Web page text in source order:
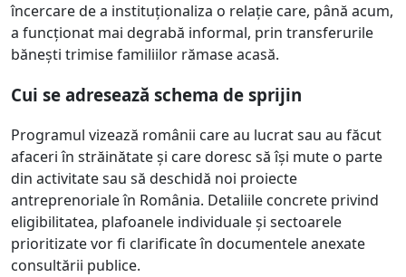
încercare de a instituționaliza o relație care, până acum,
a funcționat mai degrabă informal, prin transferurile
bănești trimise familiilor rămase acasă.
Cui se adresează schema de sprijin
Programul vizează românii care au lucrat sau au făcut
afaceri în străinătate și care doresc să își mute o parte
din activitate sau să deschidă noi proiecte
antreprenoriale în România. Detaliile concrete privind
eligibilitatea, plafoanele individuale și sectoarele
prioritizate vor fi clarificate în documentele anexate
consultării publice.